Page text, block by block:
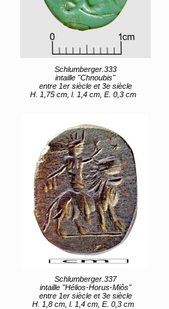
Schlumberger.333
intaille "Chnoubis"
entre 1er siècle et 3e siècle
H. 1,75 cm, l. 1,4 cm, E. 0,3 cm
Schlumberger.337
intaille "Hélios-Horus-Miôs"
entre 1er siècle et 3e siècle
H. 1,8 cm, l. 1,4 cm, E. 0,3 cm